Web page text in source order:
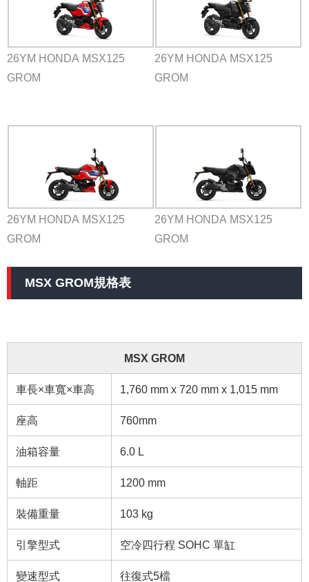
26YM HONDA MSX125
GROM
26YM HONDA MSX125
GROM
26YM HONDA MSX125
GROM
26YM HONDA MSX125
GROM
MSX GROM規格表
MSX GROM
車長×車寬×車高 1,760 mm x 720 mm x 1,015 mm
座高 760mm
油箱容量 6.0 L
軸距 1200 mm
裝備重量 103 kg
引擎型式 空冷四行程 SOHC 單缸
變速型式 往復式5檔